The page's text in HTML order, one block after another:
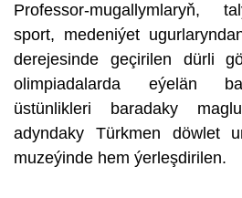
Professor-mugallymlaryň,
sport, medeniýet
derejesinde geçirilen dürli
olimpiadalarda eýelän
üstünlikleri baradaky
adyndaky Türkmen döwlet
muzeýinde hem ýerleşdirilen.